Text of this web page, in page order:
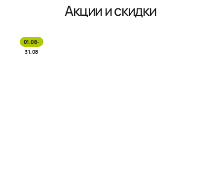
Акции и скидки
01.08-
31.08